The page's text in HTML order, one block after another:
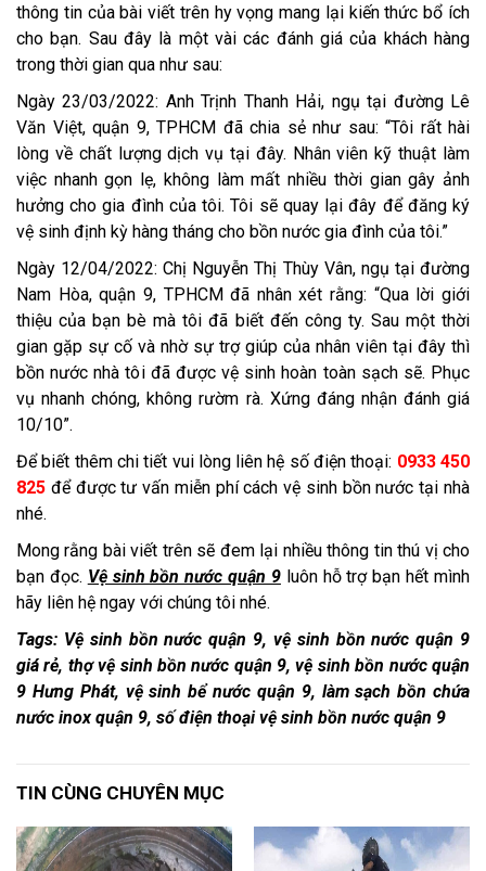
thông tin của bài viết trên hy vọng mang lại kiến thức bổ ích
cho bạn. Sau đây là một vài các đánh giá của khách hàng
trong thời gian qua như sau:
Ngày 23/03/2022: Anh Trịnh Thanh Hải, ngụ tại đường Lê
Văn Việt, quận 9, TPHCM đã chia sẻ như sau: “Tôi rất hài
lòng về chất lượng dịch vụ tại đây. Nhân viên kỹ thuật làm
việc nhanh gọn lẹ, không làm mất nhiều thời gian gây ảnh
hưởng cho gia đình của tôi. Tôi sẽ quay lại đây để đăng ký
vệ sinh định kỳ hàng tháng cho bồn nước gia đình của tôi.”
Ngày 12/04/2022: Chị Nguyễn Thị Thùy Vân, ngụ tại đường
Nam Hòa, quận 9, TPHCM đã nhân xét rằng: “Qua lời giới
thiệu của bạn bè mà tôi đã biết đến công ty. Sau một thời
gian gặp sự cố và nhờ sự trợ giúp của nhân viên tại đây thì
bồn nước nhà tôi đã được vệ sinh hoàn toàn sạch sẽ. Phục
vụ nhanh chóng, không rườm rà. Xứng đáng nhận đánh giá
10/10”.
Để biết thêm chi tiết vui lòng liên hệ số điện thoại: 0933 450
825 để được tư vấn miễn phí cách vệ sinh bồn nước tại nhà
nhé.
Mong rằng bài viết trên sẽ đem lại nhiều thông tin thú vị cho
bạn đọc. Vệ sinh bồn nước quận 9luôn hỗ trợ bạn hết mình
hãy liên hệ ngay với chúng tôi nhé.
Tags: Vệ sinh bồn nước quận 9, vệ sinh bồn nước quận 9
giá rẻ, thợ vệ sinh bồn nước quận 9, vệ sinh bồn nước quận
9 Hưng Phát, vệ sinh bể nước quận 9, làm sạch bồn chứa
nước inox quận 9, số điện thoại vệ sinh bồn nước quận 9
TIN CÙNG CHUYÊN MỤC